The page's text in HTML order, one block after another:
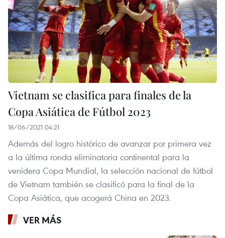
Vietnam se clasifica para finales de la
Copa Asiática de Fútbol 2023
18/06/2021 04:21
Además del logro histórico de avanzar por primera vez
a la última ronda eliminatoria continental para la
venidera Copa Mundial, la selección nacional de fútbol
de Vietnam también se clasificó para la final de la
Copa Asiática, que acogerá China en 2023.
VER MÁS